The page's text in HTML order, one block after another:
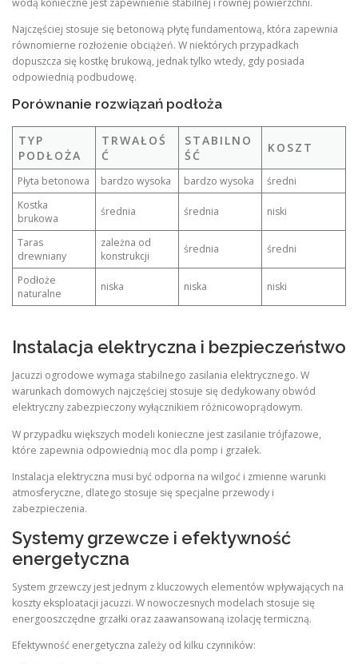
wodą konieczne jest zapewnienie stabilnej i równej powierzchni.
Najczęściej stosuje się betonową płytę fundamentową, która zapewnia
równomierne rozłożenie obciążeń. W niektórych przypadkach
dopuszcza się kostkę brukową, jednak tylko wtedy, gdy posiada
odpowiednią podbudowę.
Porównanie rozwiązań podłoża
TYP
PODŁOŻA
TRWAŁOŚ
Ć
STABILNO
ŚĆ
KOSZT
Płyta betonowa bardzo wysoka bardzo wysoka
średni
Kostka
brukowa
średnia średnia niski
Taras
drewniany
zależna od
konstrukcji
średnia średni
Podłoże
naturalne
niska niska niski
Instalacja elektryczna i bezpieczeństwo
Jacuzzi ogrodowe wymaga stabilnego zasilania elektrycznego. W
warunkach domowych najczęściej stosuje się dedykowany obwód
elektryczny zabezpieczony wyłącznikiem różnicowoprądowym.
W przypadku większych modeli konieczne jest zasilanie trójfazowe,
które zapewnia odpowiednią moc dla pomp i grzałek.
Instalacja elektryczna musi być odporna na wilgoć i zmienne warunki
atmosferyczne, dlatego stosuje się specjalne przewody i
zabezpieczenia.
Systemy grzewcze i efektywność
energetyczna
System grzewczy jest jednym z kluczowych elementów wpływających na
koszty eksploatacji jacuzzi. W nowoczesnych modelach stosuje się
energooszczędne grzałki oraz zaawansowaną izolację termiczną.
Efektywność energetyczna zależy od kilku czynników: